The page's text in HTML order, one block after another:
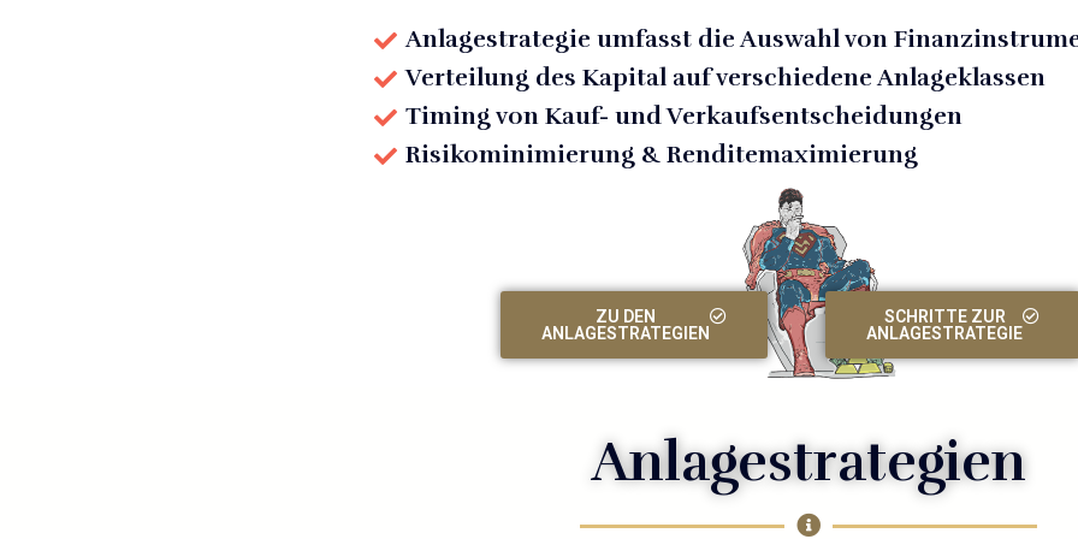
Anlagestrategie umfasst die Auswahl von
Verteilung des Kapital auf verschiedene Anlageklassen
Timing von Kauf- und Verkaufsentscheidungen
Risikominimierung & Renditemaximierung
ZU DEN
ANLAGESTRATEGIEN
SCHRITTE ZUR
ANLAGESTRATEGIE
Anlagestrategien